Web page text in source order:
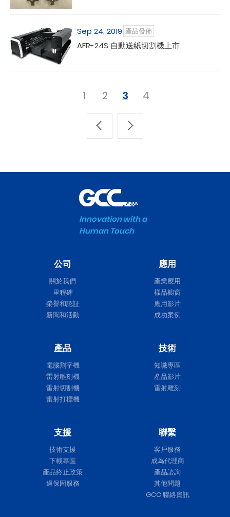
Sep 24, 2019 產品發佈
AFR-24S 自動送紙切割機上市
1 2 3 4
Innovation with a
Human Touch
公司
關於我們
里程碑
榮譽和認証
新聞和活動
應用
產業應用
樣品櫥窗
應用影片
成功案例
產品
電腦割字機
雷射雕刻機
雷射切割機
雷射打標機
技術
知識專區
產品影片
雷射雕刻
支援
技術支援
下載專區
產品終止政策
過保固服務
聯繫
客戶服務
成為代理商
產品諮詢
其他問題
GCC 聯絡資訊